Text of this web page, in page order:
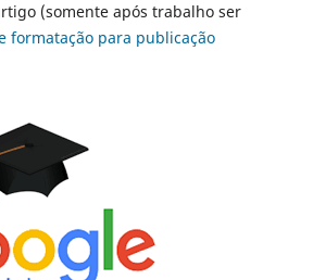
(somente após trabalho ser
formatação para publicação